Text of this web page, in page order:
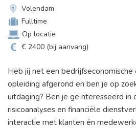
Volendam
Fulltime
Op locatie
€ 2400 (bij aanvang)
Heb jij net een bedrijfseconomische
opleiding afgerond en ben je op
uitdaging? Ben je geïnteresseerd in
risicoanalyses en financiële
interactie met klanten én